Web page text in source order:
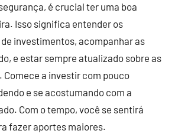
é crucial ter uma boa
Isso significa entender os
investimentos, acompanhar as
e estar sempre atualizado sobre as
a investir com pouco
e se acostumando com a
Com o tempo, você se sentirá
fazer aportes maiores.